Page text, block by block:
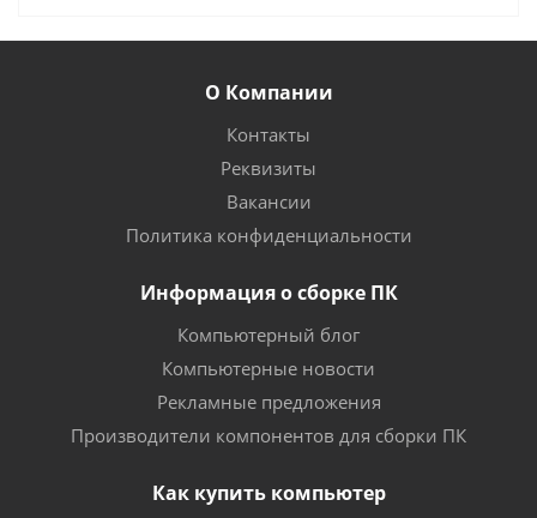
О Компании
Контакты
Реквизиты
Вакансии
Политика конфиденциальности
Информация о сборке ПК
Компьютерный блог
Компьютерные новости
Рекламные предложения
Производители компонентов для сборки ПК
Как купить компьютер